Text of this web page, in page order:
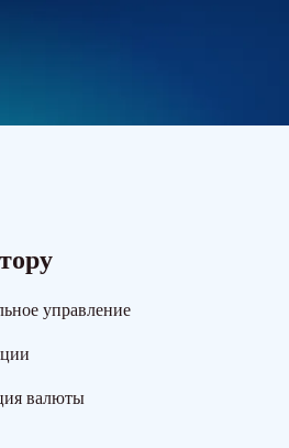
управление
валюты